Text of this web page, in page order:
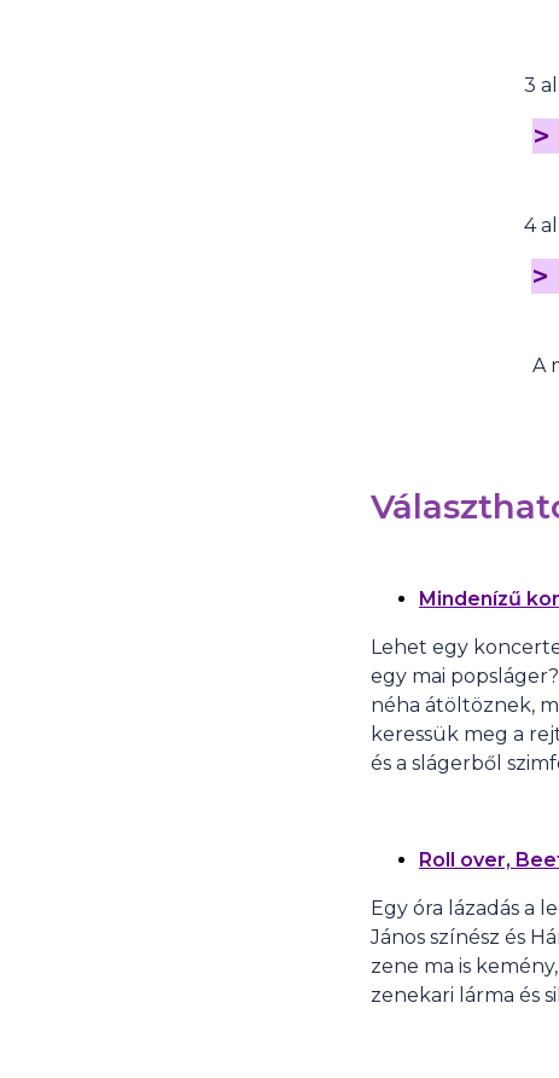
3
>
4
>
A
Mindenízű
Lehet egy
egy mai
néha átöltöznek,
keressük meg a
és a slágerből
Roll over,
Egy óra lázadás a
János színész és
zene ma is
zenekari lárma és